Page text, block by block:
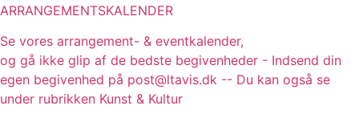
ARRANGEMENTSKALENDER
Se vores arrangement- & eventkalender,
og gå ikke glip af de bedste begivenheder - Indsend din
egen begivenhed på post@ltavis.dk -- Du kan også se
under rubrikken Kunst & Kultur